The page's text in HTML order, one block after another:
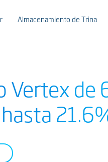
Almacenamiento de Trina
Vertex de